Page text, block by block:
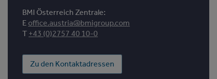
BMI Österreich Zentrale:
Eoffice.austria@bmigroup.com
T +43 (0)2757 40 10-0
Zu den Kontaktadressen